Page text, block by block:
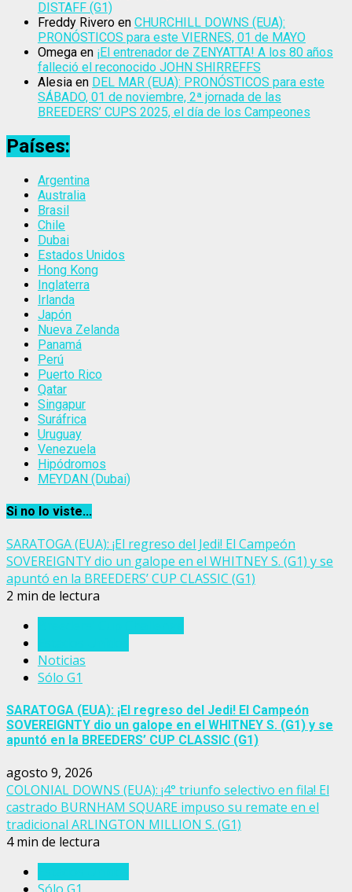
DISTAFF (G1)
Freddy Rivero en CHURCHILL DOWNS (EUA):
PRONÓSTICOS para este VIERNES, 01 de MAYO
Omega en ¡El entrenador de ZENYATTA! A los 80 años
falleció el reconocido JOHN SHIRREFFS
Alesia en DEL MAR (EUA): PRONÓSTICOS para este
SÁBADO, 01 de noviembre, 2ª jornada de las
BREEDERS’ CUPS 2025, el día de los Campeones
Países:
Argentina
Australia
Brasil
Chile
Dubai
Estados Unidos
Hong Kong
Inglaterra
Irlanda
Japón
Nueva Zelanda
Panamá
Perú
Puerto Rico
Qatar
Singapur
Suráfrica
Uruguay
Venezuela
Hipódromos
MEYDAN (Dubai)
Si no lo viste...
SARATOGA (EUA): ¡El regreso del Jedi! El Campeón
SOVEREIGNTY dio un galope en el WHITNEY S. (G1) y se
apuntó en la BREEDERS’ CUP CLASSIC (G1)
2 min de lectura
Noticias
Sólo G1
SARATOGA (EUA): ¡El regreso del Jedi! El Campeón
SOVEREIGNTY dio un galope en el WHITNEY S. (G1) y se
apuntó en la BREEDERS’ CUP CLASSIC (G1)
agosto 9, 2026
COLONIAL DOWNS (EUA): ¡4° triunfo selectivo en fila! El
castrado BURNHAM SQUARE impuso su remate en el
tradicional ARLINGTON MILLION S. (G1)
4 min de lectura